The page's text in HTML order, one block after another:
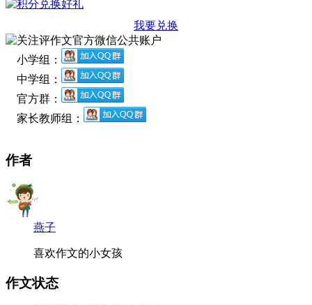
我要兑换
小学组：
中学组：
官方群：
家长教师组：
作者
燕子
喜欢作文的小女孩
作文状态